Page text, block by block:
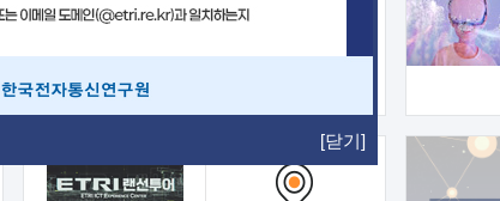
[닫기]
보유특허 이전가능 기술
융합기술연구생산센터 반도체실험실